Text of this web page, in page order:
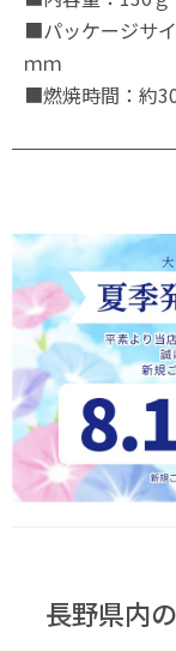
■パッケージサ
ｍｍ
■燃焼時間：約
長野県内